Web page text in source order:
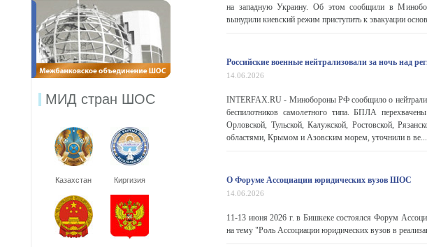
МИД стран ШОС
Казахстан Киргизия
на западную Украину. Об этом сообщили в
вынудили киевский режим приступить к эвакуации
Российские военные нейтрализовали за ночь над
14.06.2026
INTERFAX.RU - Минобороны РФ сообщило о
беспилотников самолетного типа. БПЛА
Орловской, Тульской, Калужской, Ростовской,
областями, Крымом и Азовским морем, уточнили в ве...
О Форуме Ассоциации юридических вузов ШОС
14.06.2026
11-13 июня 2026 г. в Бишкеке состоялся Форум
на тему "Роль Ассоциации юридических вузов в